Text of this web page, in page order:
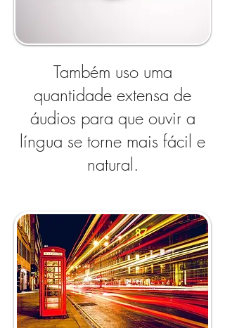
Também uso uma
quantidade extensa de
áudios para que ouvir a
língua se torne mais fácil e
natural.